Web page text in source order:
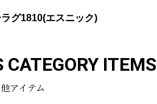
グ1810(エスニック)
CATEGORY ITEMS
アイテム